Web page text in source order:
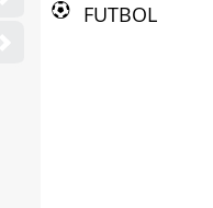
FUTBOL